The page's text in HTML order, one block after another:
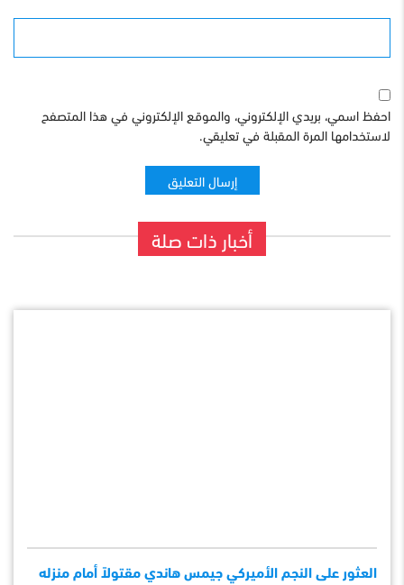
احفظ اسمي، بريدي الإلكتروني، والموقع الإلكتروني في هذا المتصفح
لاستخدامها المرة المقبلة في تعليقي.
أخبار ذات صلة
العثور على النجم الأميركي جيمس هاندي مقتولاً أمام منزله